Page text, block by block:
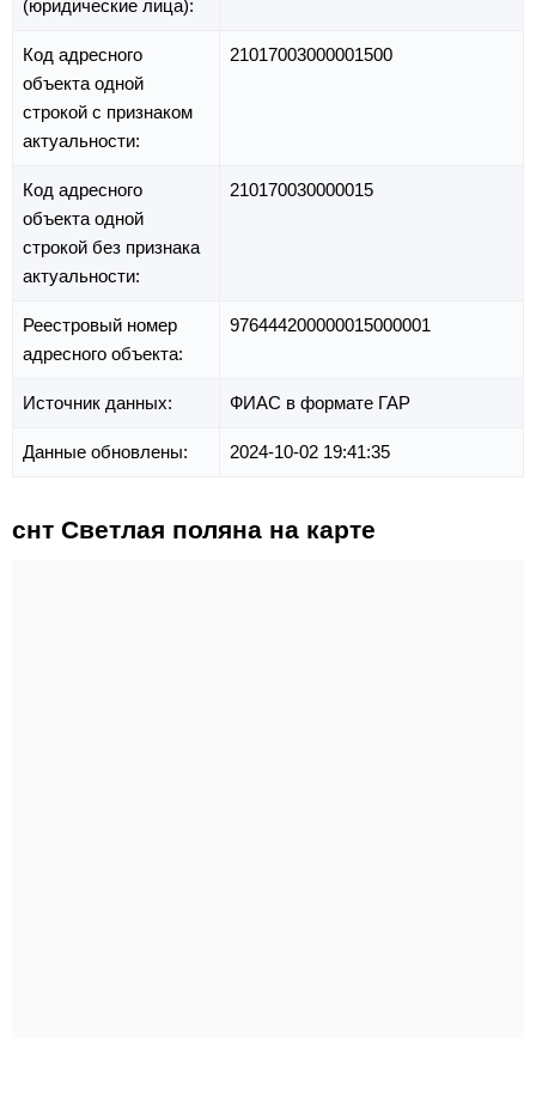
(юридические лица):
Код адресного
объекта одной
строкой с признаком
актуальности:
21017003000001500
Код адресного
объекта одной
строкой без признака
актуальности:
210170030000015
Реестровый номер
адресного объекта:
976444200000015000001
Источник данных: ФИАС в формате ГАР
Данные обновлены: 2024-10-02 19:41:35
снт Светлая поляна на карте